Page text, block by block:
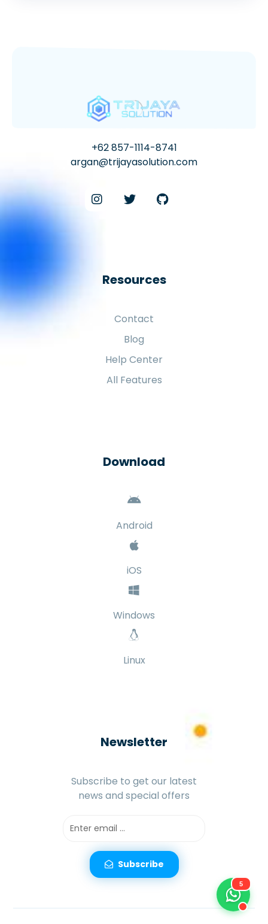
+62 857-1114-8741
argan@trijayasolution.com
Resources
Contact
Blog
Help Center
All Features
Download
Android
iOS
Windows
Linux
Newsletter
Subscribe to get our latest
news and special offers
Subscribe
5